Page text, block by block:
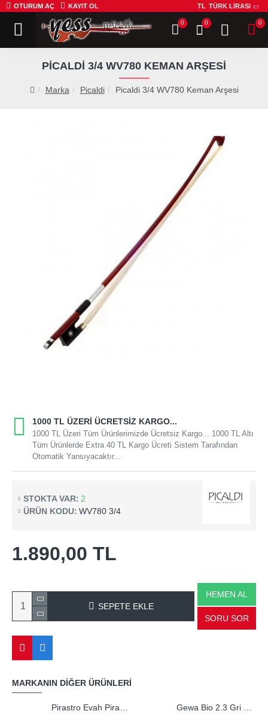
OTURUM AÇ KAYIT OL TL TÜRK LIRASI
0 0 0
Marka Picaldi Picaldi 3/4 WV780 Keman Arşesi
PICALDI 3/4 WV780 KEMAN ARŞESI
1000 TL ÜZERI ÜCRETSIZ KARGO...
1000 TL Üzeri Tüm Ürünlerimizde Ücretsiz Kargo... 1000 TL Altı
Tüm Ürünlerde Extra 40 TL Kargo Ücreti Sistem Tarafından
Otomatik Yansıyacaktır...
STOKTA VAR: 2
ÜRÜN KODU: WV780 3/4
1.890,00 TL
SEPETE EKLE
HEMEN AL
SORU SOR
MARKANIN DIĞER ÜRÜNLERI